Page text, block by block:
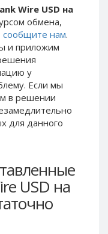
Wire USD на
обмена,
сообщите нам.
и приложим
у
Если мы
в решении
для данного
USD на
Balance AMD
USD
EUR
INR
PLN
GBP
Neteller NOK
EUR
PLN
AliPay CNY